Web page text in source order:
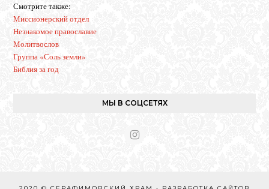
Смотрите также:
Миссионерский отдел
Незнакомое православие
Молитвослов
Группа «Соль земли»
Библия за год
МЫ В СОЦСЕТЯХ
I
a